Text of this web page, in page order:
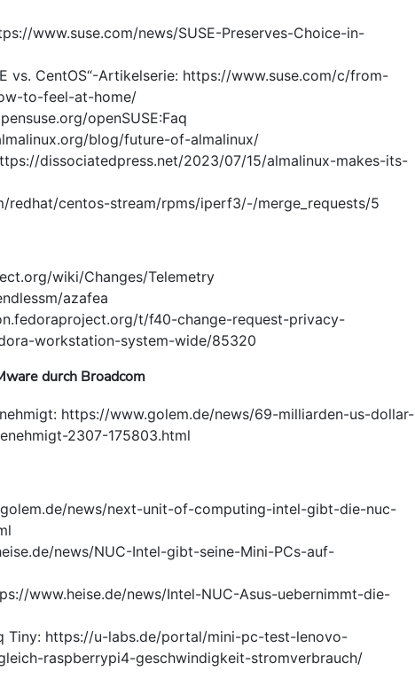
www.suse.com/news/SUSE-Preserves-Choice-in-
vs. CentOS“-Artikelserie: https://www.suse.com/c/from-
to-feel-at-home/
openSUSE:Faq
blog/future-of-almalinux/
dissociatedpress.net/2023/07/15/almalinux-makes-its-
redhat/centos-stream/rpms/iperf3/-/merge_requests/5
wiki/Changes/Telemetry
azafea
t/f40-change-request-privacy-
workstation-system-wide/85320
durch Broadcom
https://www.golem.de/news/69-milliarden-us-dollar-
2307-175803.html
news/next-unit-of-computing-intel-gibt-die-nuc-
news/NUC-Intel-gibt-seine-Mini-PCs-auf-
www.heise.de/news/Intel-NUC-Asus-uebernimmt-die-
Tiny: https://u-labs.de/portal/mini-pc-test-lenovo-
raspberrypi4-geschwindigkeit-stromverbrauch/